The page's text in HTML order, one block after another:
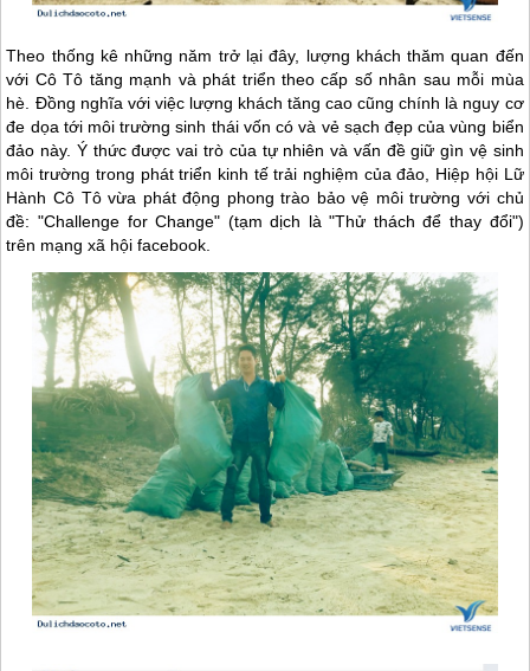
Theo thống kê những năm trở lại đây, lượng khách thăm quan đến
với Cô Tô tăng mạnh và phát triển theo cấp số nhân sau mỗi mùa
hè. Đồng nghĩa với việc lượng khách tăng cao cũng chính là nguy cơ
đe dọa tới môi trường sinh thái vốn có và vẻ sạch đẹp của vùng biển
đảo này. Ý thức được vai trò của tự nhiên và vấn đề giữ gìn vệ sinh
môi trường trong phát triển kinh tế trải nghiệm của đảo, Hiệp hội Lữ
HànhCô Tôvừa phát động phong trào bảo vệ môi trường với chủ
đề: "Challenge for Change" (tạm dịch là "Thử thách để thay đổi")
trên mạng xã hội facebook.